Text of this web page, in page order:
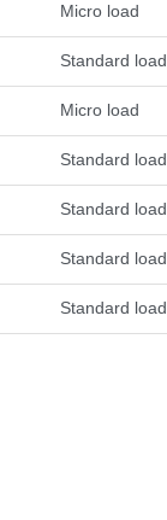
Micro load
Standard load
Micro load
Standard load
Standard load
Standard load
Standard load